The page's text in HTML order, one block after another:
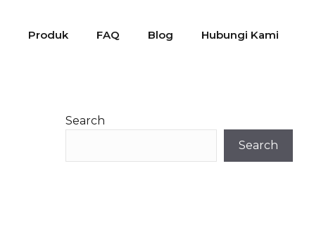
Produk FAQ Blog Hubungi Kami
Search
Search